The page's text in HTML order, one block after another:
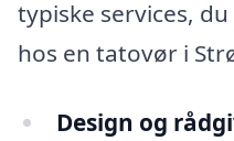
typiske services,
hos en tatovør i
Design og